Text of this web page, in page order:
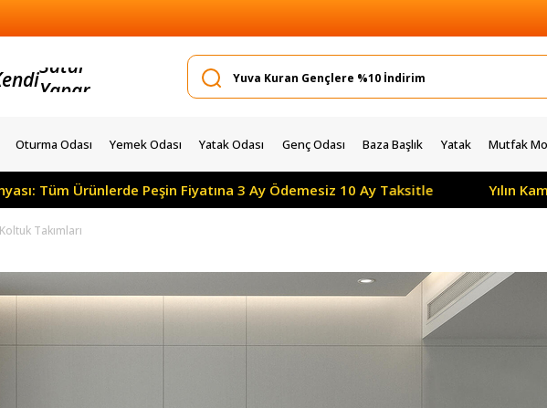
Yapar
Oturma Odası Yemek Odası Yatak Odası Genç Odası Baza Başlık Yatak Mutfak
Peşin Fiyatına 3 Ay Ödemesiz 10 Ay Taksitle Yılın Kampanyası: Tüm
Takımları